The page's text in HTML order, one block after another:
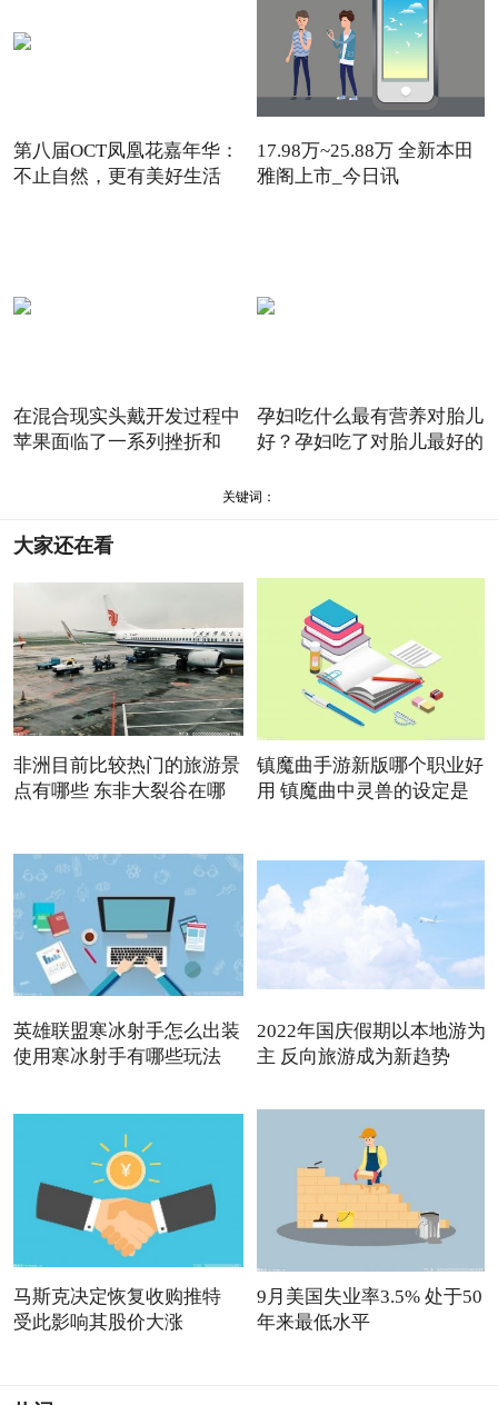
第八届OCT凤凰花嘉年华：
不止自然，更有美好生活
17.98万~25.88万 全新本田
雅阁上市_今日讯
在混合现实头戴开发过程中
苹果面临了一系列挫折和
孕妇吃什么最有营养对胎儿
好？孕妇吃了对胎儿最好的
关键词：
大家还在看
非洲目前比较热门的旅游景
点有哪些 东非大裂谷在哪
镇魔曲手游新版哪个职业好
用 镇魔曲中灵兽的设定是
英雄联盟寒冰射手怎么出装
使用寒冰射手有哪些玩法
2022年国庆假期以本地游为
主 反向旅游成为新趋势
马斯克决定恢复收购推特
受此影响其股价大涨
9月美国失业率3.5% 处于50
年来最低水平